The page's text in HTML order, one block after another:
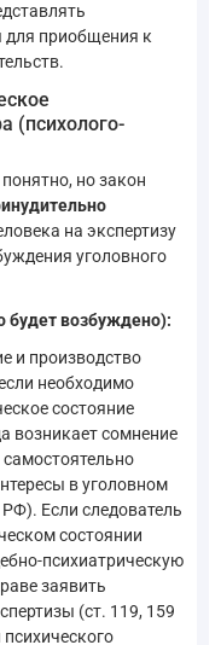
приобщения к
(психолого-
но закон
на экспертизу
уголовного
будет возбуждено):
и производство
необходимо
состояние
возникает сомнение
в уголовном
Если следователь
состоянии
психиатрическую
заявить
(ст. 119, 159